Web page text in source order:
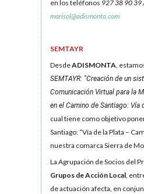
en los teléfonos 927 38 90 39
marisol@adismonta.com
SEMTAYR
DesdeADISMONTA,
SEMTAYR: "Creación de un
Comunicación Virtual para la
en el Camino de Santiago: Vía
cual tiene como objetivo
Santiago: “Vía de la Plata –
nuestra comarca Sierra de
La Agrupación de Socios del
Grupos de Acción Local,
de actuación afecta, en